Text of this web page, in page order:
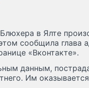
в Ялте
сообщила глава
«Вконтакте».
данным,
Им